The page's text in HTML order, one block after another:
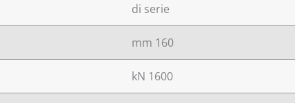
di serie
mm 160
kN 1600